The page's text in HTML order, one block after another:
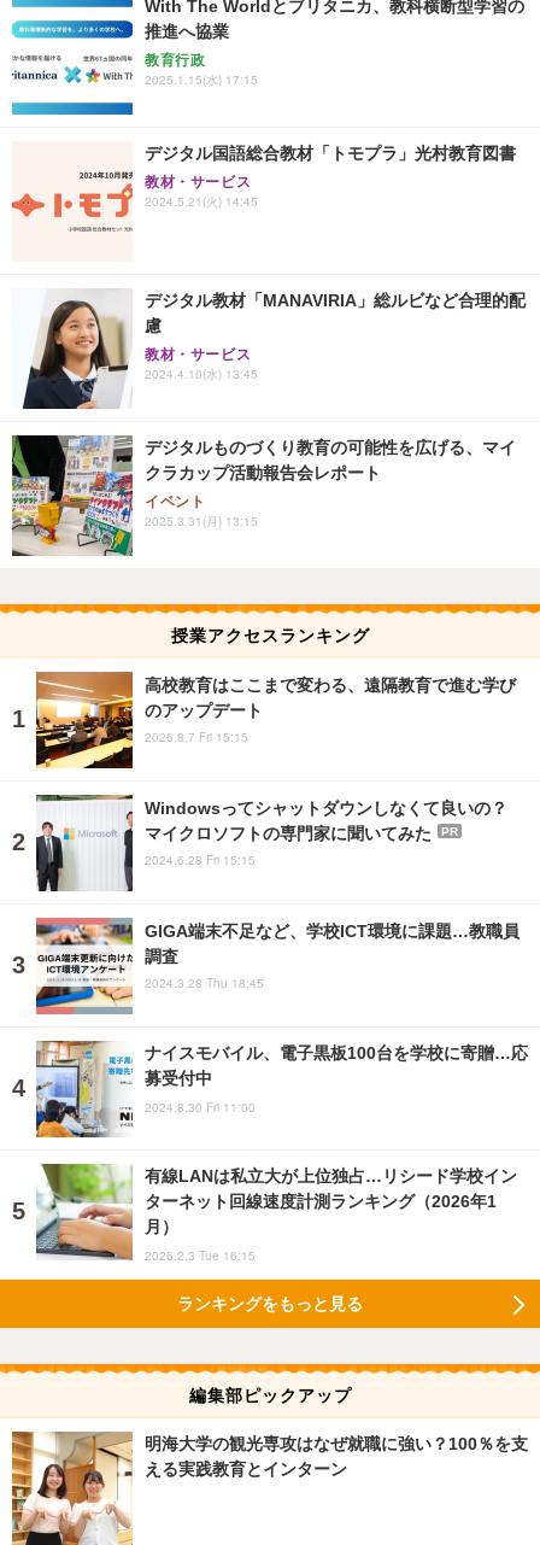
With The Worldとブリタニカ、教科横断型学習の
推進へ協業
教育行政
2025.1.15(水) 17:15
デジタル国語総合教材「トモプラ」光村教育図書
教材・サービス
2024.5.21(火) 14:45
デジタル教材「MANAVIRIA」総ルビなど合理的配
慮
教材・サービス
2024.4.10(水) 13:45
デジタルものづくり教育の可能性を広げる、マイ
クラカップ活動報告会レポート
イベント
2025.3.31(月) 13:15
授業アクセスランキング
高校教育はここまで変わる、遠隔教育で進む学び
のアップデート
2026.8.7 Fri 15:15
Windowsってシャットダウンしなくて良いの？
マイクロソフトの専門家に聞いてみた
PR
2024.6.28 Fri 15:15
GIGA端末不足など、学校ICT環境に課題…教職員
調査
2024.3.28 Thu 18:45
ナイスモバイル、電子黒板100台を学校に寄贈…応
募受付中
2024.8.30 Fri 11:00
有線LANは私立大が上位独占…リシード学校イン
ターネット回線速度計測ランキング（2026年1
月）
2026.2.3 Tue 16:15
ランキングをもっと見る
編集部ピックアップ
明海大学の観光専攻はなぜ就職に強い？100％を支
える実践教育とインターン